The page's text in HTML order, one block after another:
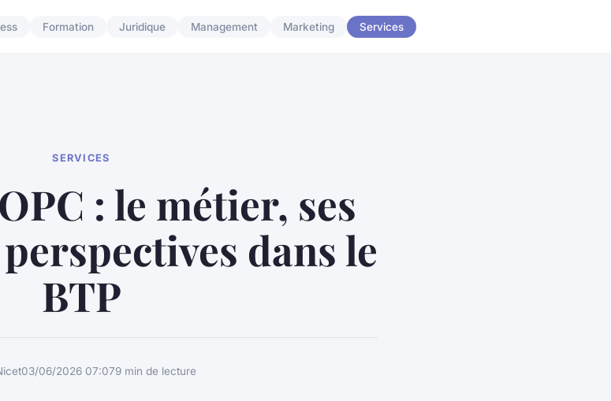
Formation Juridique Management Marketing Services
SERVICES
: le métier, ses
dans le
BTP
03/06/2026 07:079 min de lecture